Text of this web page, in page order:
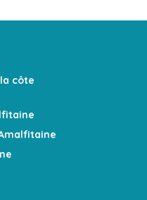
côte